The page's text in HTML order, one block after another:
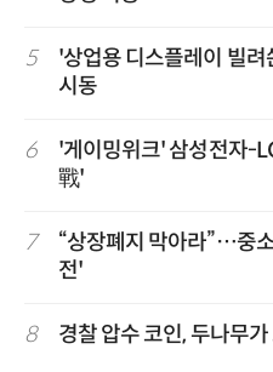
5
'상업용 디스플레이 빌
시동
6
'게이밍위크' 삼성전자-
戰'
7
“상장폐지 막아라”…중
전'
8 경찰 압수 코인, 두나무